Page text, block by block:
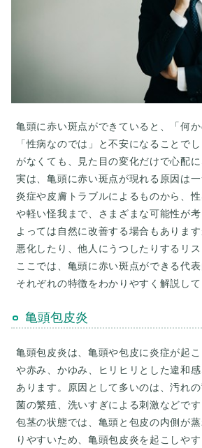
亀頭に赤い斑点ができていると、「何か
「性病なのでは」と不安になることで
がなくても、見た目の変化だけで心配に
実は、亀頭に赤い斑点が現れる原因は一
炎症や皮膚トラブルによるものから、
や軽い怪我まで、さまざまな可能性が
よっては自然に改善する場合もありま
悪化したり、他人にうつしたりするリス
ここでは、亀頭に赤い斑点ができる代表
それぞれの特徴をわかりやすく解説して
亀頭包皮炎
亀頭包皮炎は、亀頭や包皮に炎症が起
や赤み、かゆみ、ヒリヒリとした違和
あります。原因として多いのは、汚れ
菌の繁殖、洗いすぎによる刺激などです
包茎の状態では、亀頭と包皮の内側が
りやすいため、亀頭包皮炎を起こしやす